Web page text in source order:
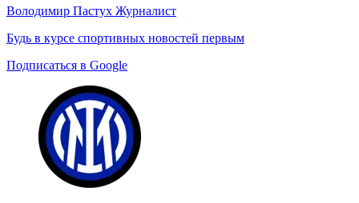
Володимир Пастух Журналист
Будь в курсе спортивных новостей первым
Подписаться в Google